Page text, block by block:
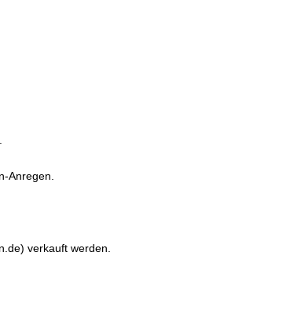
Anregen.
verkauft werden.